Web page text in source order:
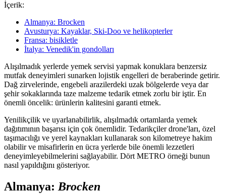
İçerik:
Almanya: Brocken
Avusturya: Kayaklar, Ski-Doo ve helikopterler
Fransa: bisikletle
İtalya: Venedik'in gondolları
Alışılmadık yerlerde yemek servisi yapmak konuklara benzersiz
mutfak deneyimleri sunarken lojistik engelleri de beraberinde getirir.
Dağ zirvelerinde, engebeli arazilerdeki uzak bölgelerde veya dar
şehir sokaklarında taze malzeme tedarik etmek zorlu bir iştir. En
önemli öncelik: ürünlerin kalitesini garanti etmek.
Yenilikçilik ve uyarlanabilirlik, alışılmadık ortamlarda yemek
dağıtımının başarısı için çok önemlidir. Tedarikçiler drone'ları, özel
taşımacılığı ve yerel kaynakları kullanarak son kilometreye hakim
olabilir ve misafirlerin en ücra yerlerde bile önemli lezzetleri
deneyimleyebilmelerini sağlayabilir. Dört METRO örneği bunun
nasıl yapıldığını gösteriyor.
Almanya:Brocken